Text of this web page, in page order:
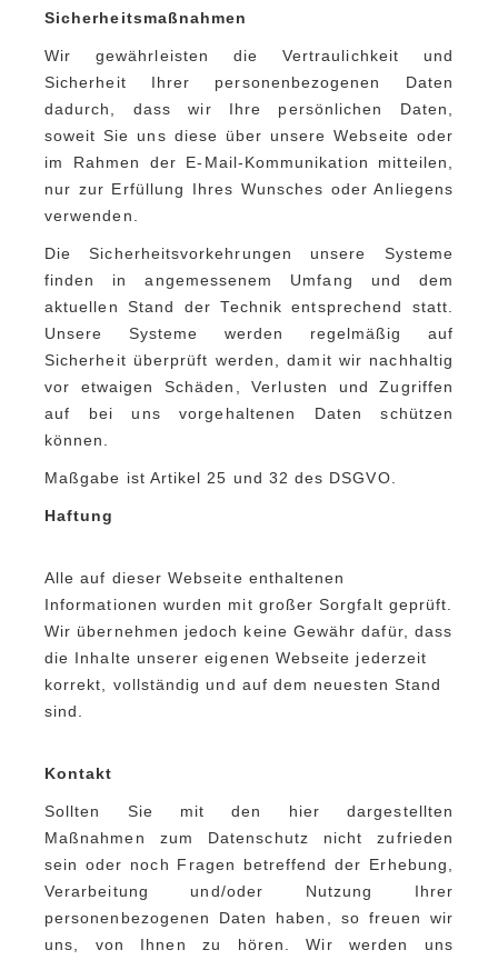
Sicherheitsmaßnahmen
Wir gewährleisten die Vertraulichkeit und
Sicherheit Ihrer personenbezogenen Daten
dadurch, dass wir Ihre persönlichen Daten,
soweit Sie uns diese über unsere Webseite oder
im Rahmen der E-Mail-Kommunikation mitteilen,
nur zur Erfüllung Ihres Wunsches oder Anliegens
verwenden.
Die Sicherheitsvorkehrungen unsere Systeme
finden in angemessenem Umfang und dem
aktuellen Stand der Technik entsprechend statt.
Unsere Systeme werden regelmäßig auf
Sicherheit überprüft werden, damit wir nachhaltig
vor etwaigen Schäden, Verlusten und Zugriffen
auf bei uns vorgehaltenen Daten schützen
können.
Maßgabe ist Artikel 25 und 32 des DSGVO.
Haftung
Alle auf dieser Webseite enthaltenen
Informationen wurden mit großer Sorgfalt geprüft.
Wir übernehmen jedoch keine Gewähr dafür, dass
die Inhalte unserer eigenen Webseite jederzeit
korrekt, vollständig und auf dem neuesten Stand
sind.
Kontakt
Sollten Sie mit den hier dargestellten
Maßnahmen zum Datenschutz nicht zufrieden
sein oder noch Fragen betreffend der Erhebung,
Verarbeitung und/oder Nutzung Ihrer
personenbezogenen Daten haben, so freuen wir
uns, von Ihnen zu hören. Wir werden uns